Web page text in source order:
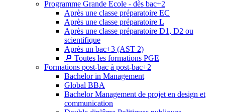
Programme Grande Ecole - dès bac+2
Après une classe préparatoire EC
Après une classe préparatoire L
Après une classe préparatoire D1, D2 ou
scientifique
Après un bac+3 (AST 2)
🔎 Toutes les formations PGE
Formations post-bac à post-bac+2
Bachelor in Management
Global BBA
Bachelor Management de projet en design et
communication